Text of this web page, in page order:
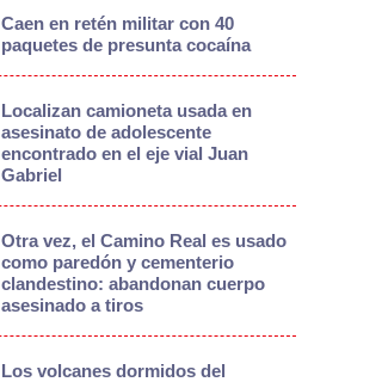
Caen en retén militar con 40
paquetes de presunta cocaína
Localizan camioneta usada en
asesinato de adolescente
encontrado en el eje vial Juan
Gabriel
Otra vez, el Camino Real es usado
como paredón y cementerio
clandestino: abandonan cuerpo
asesinado a tiros
Los volcanes dormidos del